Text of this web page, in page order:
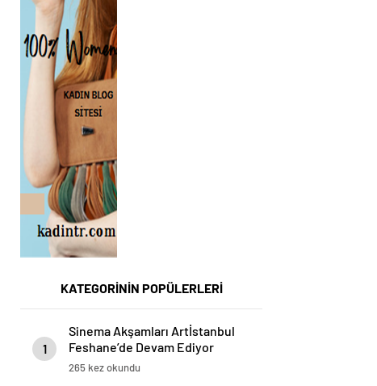
KATEGORİNİN POPÜLERLERİ
1
Sinema Akşamları Artİstanbul
Feshane’de Devam Ediyor
265 kez okundu